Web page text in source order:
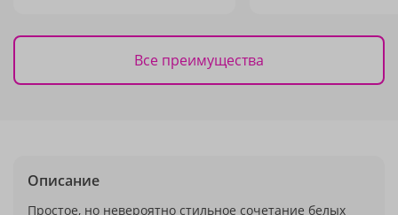
Все преимущества
Описание
Простое, но невероятно стильное сочетание белых